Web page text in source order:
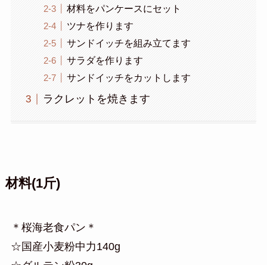
材料をパンケースにセット
ツナを作ります
サンドイッチを組み立てます
サラダを作ります
サンドイッチをカットします
ラクレットを焼きます
材料(1斤)
＊桜海老食パン＊
☆国産小麦粉中力140g